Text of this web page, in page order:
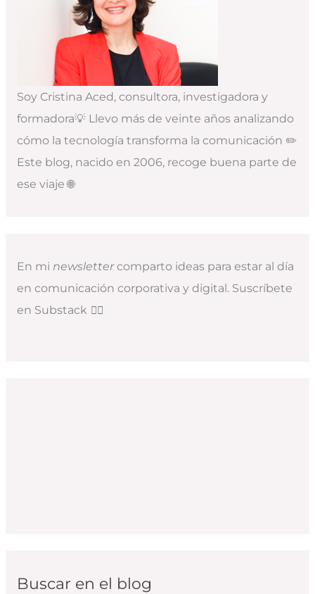
Soy Cristina Aced, consultora, investigadora y
formadora💡 Llevo más de veinte años analizando
cómo la tecnología transforma la comunicación ✏️
Este blog, nacido en 2006, recoge buena parte de
ese viaje 🌐
En mi newslettercomparto ideas para estar al día
en comunicación corporativa y digital. Suscríbete
en Substack 👇🏻
Buscar en el blog